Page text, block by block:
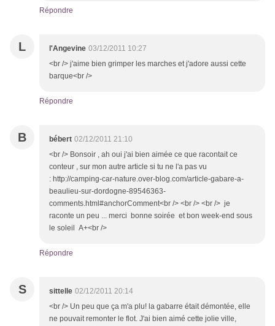
Répondre
L l'Angevine 03/12/2011 10:27
<br /> j'aime bien grimper les marches et j'adore aussi cette
barque<br />
Répondre
B bébert 02/12/2011 21:10
<br /> Bonsoir , ah oui j'ai bien aimée ce que racontait ce
conteur , sur mon autre article si tu ne l'a pas vu
: http://camping-car-nature.over-blog.com/article-gabare-a-
beaulieu-sur-dordogne-89546363-
comments.html#anchorComment<br /> <br /> <br /> je
raconte un peu ... merci bonne soirée et bon week-end sous
le soleil A+<br />
Répondre
S sittelle 02/12/2011 20:14
<br /> Un peu que ça m'a plu! la gabarre était démontée, elle
ne pouvait remonter le flot. J'ai bien aimé cette jolie ville,